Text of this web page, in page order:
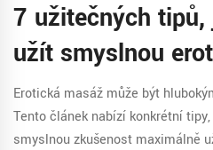
7 užitečných
užít smyslnou
Erotická masáž může být
Tento článek nabízí konkrétní
smyslnou zkušenost maximálně